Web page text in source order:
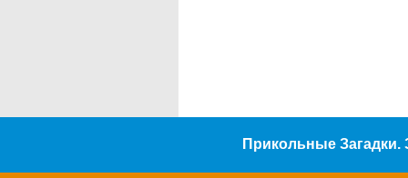
Прикольные Загадки.